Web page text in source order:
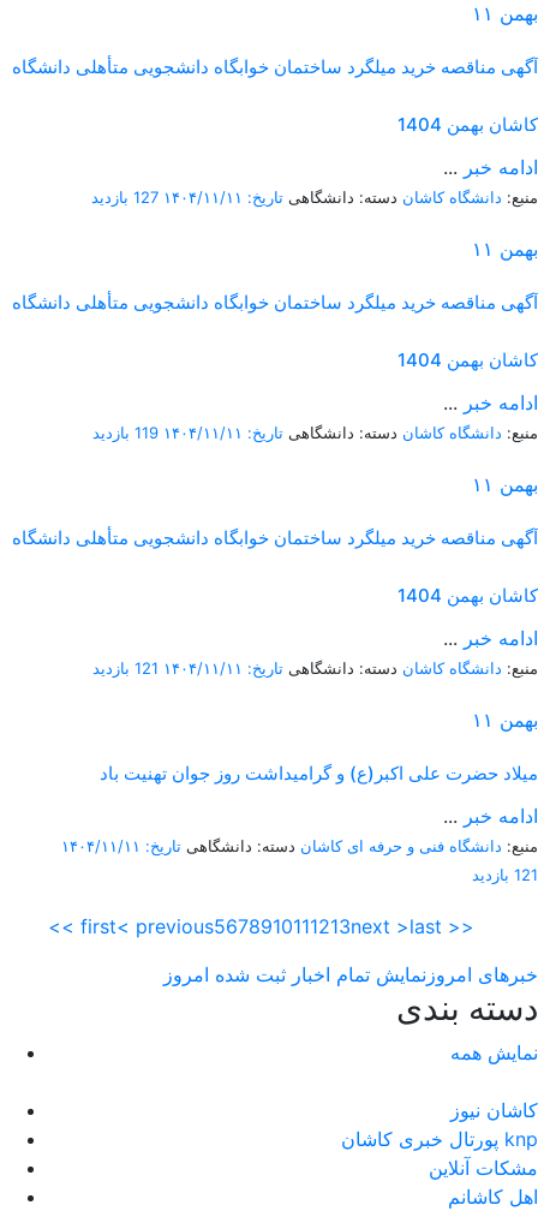
۱۱ بهمن
آگهی مناقصه خرید میلگرد ساختمان خوابگاه دانشجویی متأهلی دانشگاه
کاشان بهمن 1404
... ادامه خبر
منبع: دانشگاه کاشان دسته: دانشگاهی تاریخ: ۱۴۰۴/۱۱/۱۱ 127 بازدید
۱۱ بهمن
آگهی مناقصه خرید میلگرد ساختمان خوابگاه دانشجویی متأهلی دانشگاه
کاشان بهمن 1404
... ادامه خبر
منبع: دانشگاه کاشان دسته: دانشگاهی تاریخ: ۱۴۰۴/۱۱/۱۱ 119 بازدید
۱۱ بهمن
آگهی مناقصه خرید میلگرد ساختمان خوابگاه دانشجویی متأهلی دانشگاه
کاشان بهمن 1404
... ادامه خبر
منبع: دانشگاه کاشان دسته: دانشگاهی تاریخ: ۱۴۰۴/۱۱/۱۱ 121 بازدید
۱۱ بهمن
میلاد حضرت علی اکبر(ع) و گرامیداشت روز جوان تهنیت باد
... ادامه خبر
منبع: دانشگاه فنی و حرفه ای کاشان دسته: دانشگاهی تاریخ: ۱۴۰۴/۱۱/۱۱
121 بازدید
<< first< previous5678910111213next >last >>
خبرهای امروز نمایش تمام اخبار ثبت شده امروز
دسته بندی
نمایش همه
کاشان نیوز
پورتال خبری كاشان knp
مشکات آنلاین
اهل کاشانم